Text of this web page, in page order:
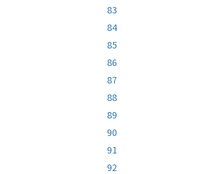
83
84
85
86
87
88
89
90
91
92